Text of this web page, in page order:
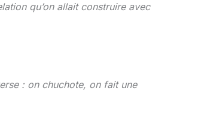
qu’on allait construire avec
: on chuchote, on fait une